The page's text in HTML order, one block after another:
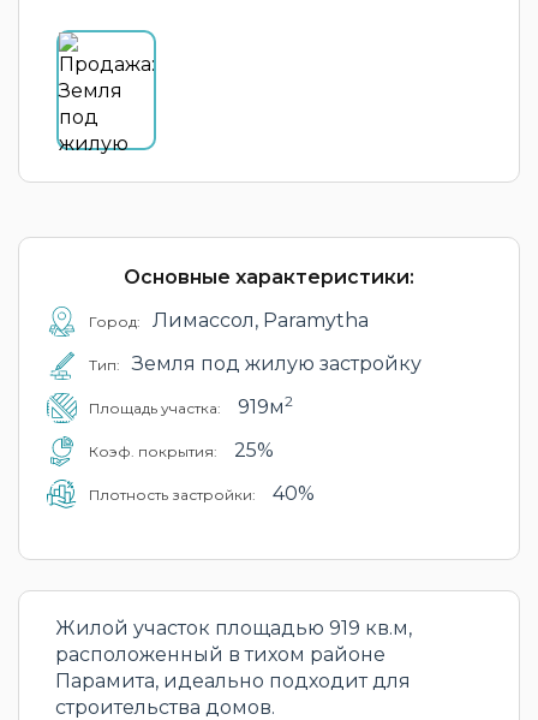
Основные характеристики:
Город: Лимассол, Paramytha
Тип: Земля под жилую застройку
Площадь участка: 919м2
Коэф. покрытия: 25%
Плотность застройки: 40%
Жилой участок площадью 919 кв.м,
расположенный в тихом районе
Парамита, идеально подходит для
строительства домов.